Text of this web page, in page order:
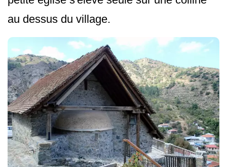
au dessus du village.